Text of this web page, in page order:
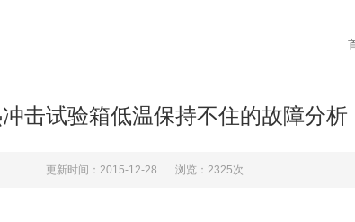
击试验箱低温保持不住的故障分析
更新时间：2015-12-28 浏览：2325次